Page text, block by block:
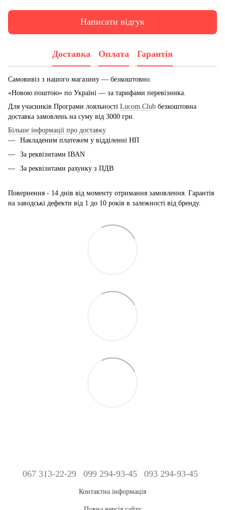
Написати відгук
Доставка Оплата Гарантія
Самовивіз з нашого магазину — безкоштовно.
«Новою поштою» по Україні — за тарифами перевізника.
Для учасників Програми лояльності Lucom.Club безкоштовна
доставка замовлень на суму від 3000 грн.
Більше інформації про доставку
Накладеним платежем у відділенні НП
За реквізитами IBAN
За реквізитами рахунку з ПДВ
Повернення - 14 днів від моменту отримання замовлення. Гарантія
на заводські дефекти від 1 до 10 років в залежності від бренду.
067 313-22-29 099 294-93-45 093 294-93-45
Контактна інформація